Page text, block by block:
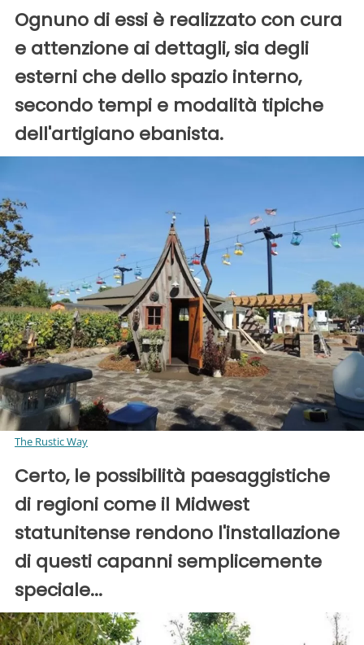
Ognuno di essi è realizzato con cura
e attenzione ai dettagli, sia degli
esterni che dello spazio interno,
secondo tempi e modalità tipiche
dell'artigiano ebanista.
The Rustic Way
Certo, le possibilità paesaggistiche
di regioni come il Midwest
statunitense rendono l'installazione
di questi capanni semplicemente
speciale...